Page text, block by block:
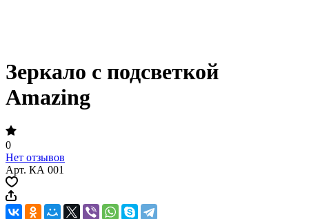
Зеркало с подсветкой
Amazing
0
Нет отзывов
Арт. КА 001